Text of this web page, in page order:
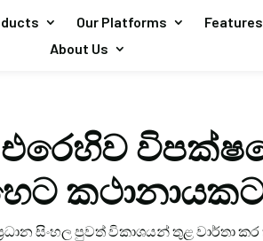
Our Platforms Features
About Us
ප්‍රධාන සිංහල පුවත් විකාශයන් තුළ වාර්තා